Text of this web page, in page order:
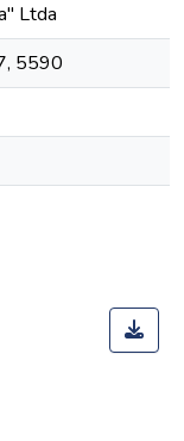
Ltda
5590